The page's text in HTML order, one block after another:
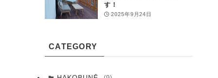
す！
2025年9月24日
CATEGORY